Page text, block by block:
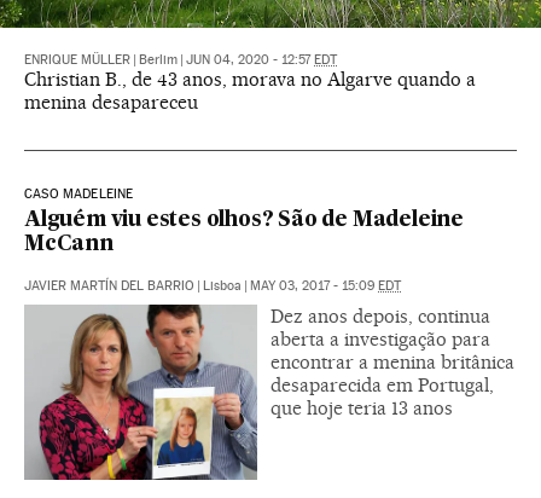
ENRIQUE MÜLLER Berlim JUN 04, 2020 - 12:57 EDT
Christian B., de 43 anos, morava no Algarve quando a
menina desapareceu
CASO MADELEINE
Alguém viu estes olhos? São de Madeleine
McCann
JAVIER MARTÍN DEL BARRIO Lisboa MAY 03, 2017 - 15:09 EDT
Dez anos depois, continua
aberta a investigação para
encontrar a menina britânica
desaparecida em Portugal,
que hoje teria 13 anos